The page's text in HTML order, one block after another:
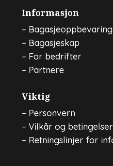
Informasjon
– Bagasjeoppbevaring
– Bagasjeskap
– For bedrifter
– Partnere
Viktig
– Personvern
– Vilkår og betingelser
– Retningslinjer for